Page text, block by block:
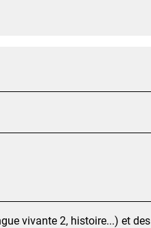
vivante 2, histoire...) et des